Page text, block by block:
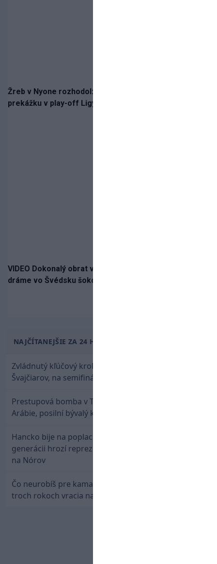
Žreb v Nyone rozhodol: Slovan spoznal potenciálnu
prekážku v play-off Ligy majstrov
VIDEO Dokonalý obrat v nadstavenom čase! Slovan po
dráme vo Švédsku šokoval Mjällby a vezie výhru
NAJČÍTANEJŠIE ZA 24 HODÍN
Zvládnutý kľúčový krok! Osemnástka zdolala
Švajčiarov, na semifinále potrebuje pomoc favorita
Prestupová bomba v Turecku! Salah nepôjde do
Arábie, posilní bývalý klub Hamšíka
Hancko bije na poplach! Zaspali sme dobu, po tejto
generácii hrozí reprezentačné prázdno. Pozrime sa
na Nórov
Čo neurobíš pre kamaráta! Marián Hossa sa po
troch rokoch vracia na ľad